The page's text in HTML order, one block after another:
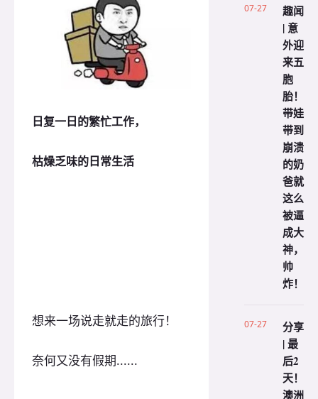
日复一日的繁忙工作，
枯燥乏味的日常生活
想来一场说走就走的旅行！
奈何又没有假期......
07-27
趣闻
| 意
外迎
来五
胞
胎！
带娃
带到
崩溃
的奶
爸就
这么
被逼
成大
神，
帅
炸！
07-27
分享
| 最
后2
天！
澳洲